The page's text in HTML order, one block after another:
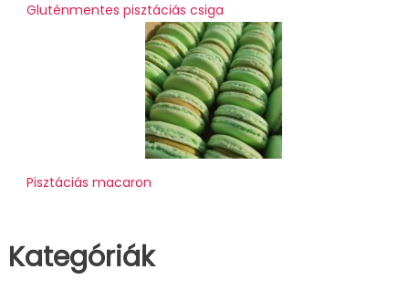
Gluténmentes pisztáciás csiga
Pisztáciás macaron
Kategóriák